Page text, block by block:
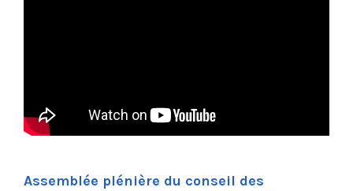
Assemblée plénière du conseil des